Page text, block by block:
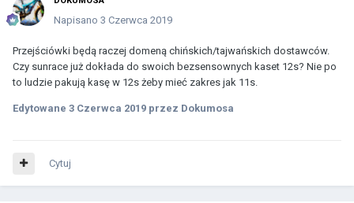
Napisano 3 Czerwca 2019
Przejściówki będą raczej domeną chińskich/tajwańskich dostawców.
Czy sunrace już dokłada do swoich bezsensownych kaset 12s? Nie po
to ludzie pakują kasę w 12s żeby mieć zakres jak 11s.
Edytowane 3 Czerwca 2019 przez Dokumosa
Cytuj